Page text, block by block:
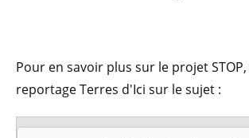
Pour en savoir plus sur le projet
reportage Terres d'Ici sur le sujet :